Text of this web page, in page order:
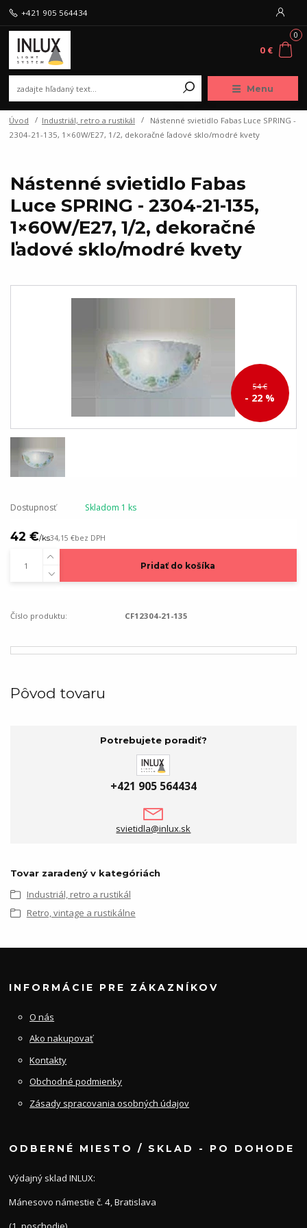
Menu
+421 905 564434
0
0 €
Úvod Industriál, retro a rustikál
Nástenné svietidlo Fabas Luce SPRING -
2304-21-135, 1×60W/E27, 1/2, dekoračné ľadové sklo/modré kvety
Nástenné svietidlo Fabas
Luce SPRING - 2304-21-135,
1×60W/E27, 1/2, dekoračné
ľadové sklo/modré kvety
54 €
- 22 %
Dostupnosť Skladom 1 ks
42 €/ks34,15 €bez DPH
Pridať do košíka
Číslo produktu: CF12304-21-135
Pôvod tovaru
Potrebujete poradiť?
+421 905 564434
svietidla@inlux.sk
Tovar zaradený v kategóriách
Industriál, retro a rustikál
Retro, vintage a rustikálne
INFORMÁCIE PRE ZÁKAZNÍKOV
O nás
Ako nakupovať
Kontakty
Obchodné podmienky
Zásady spracovania osobných údajov
ODBERNÉ MIESTO / SKLAD - PO DOHODE
Výdajný sklad INLUX:
Mánesovo námestie č. 4, Bratislava